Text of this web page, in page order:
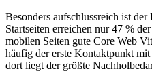
Besonders aufschlussreich ist
Startseiten erreichen nur 47 %
mobilen Seiten gute Core Web
häufig der erste Kontaktpunkt
dort liegt der größte